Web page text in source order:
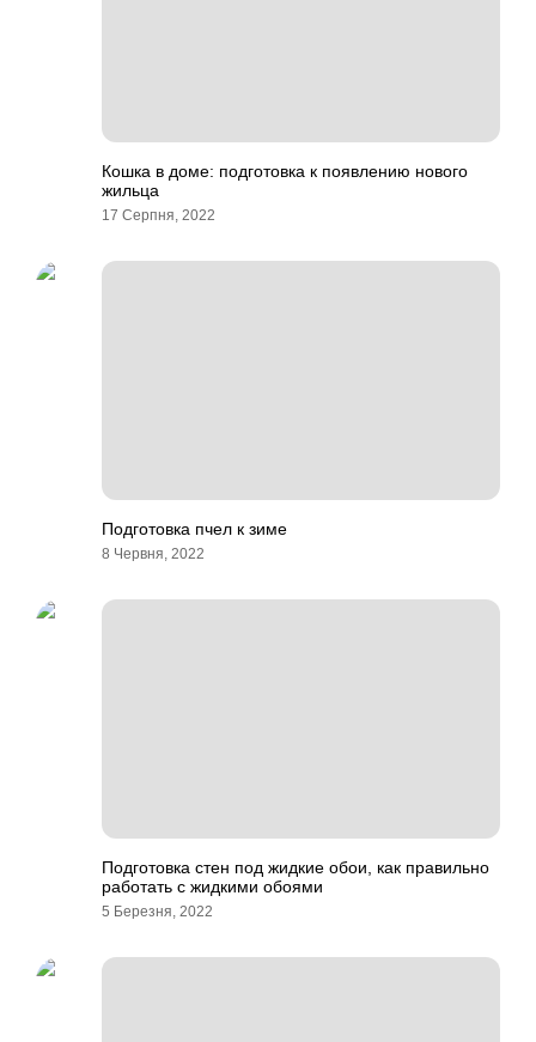
Кошка в доме: подготовка к появлению нового
жильца
17 Серпня, 2022
Подготовка пчел к зиме
8 Червня, 2022
Подготовка стен под жидкие обои, как правильно
работать с жидкими обоями
5 Березня, 2022